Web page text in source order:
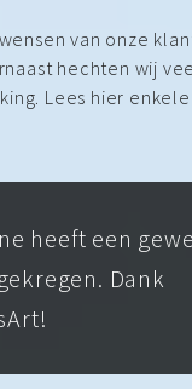
van onze
hechten wij
Lees hier enkele
heeft een
Dank